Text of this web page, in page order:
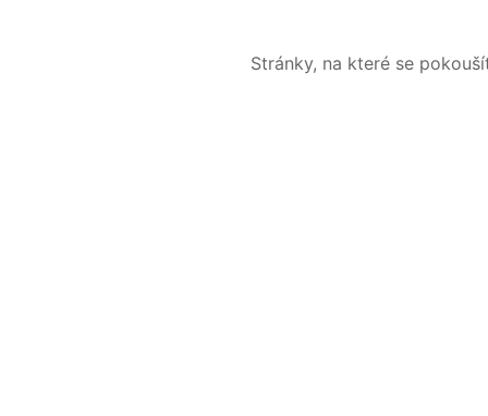
Stránky, na které se